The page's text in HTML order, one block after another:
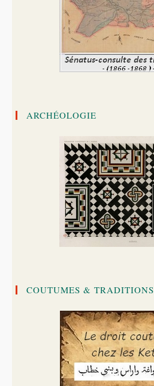
ARCHÉOLOGIE
COUTUMES & TRADITIONS